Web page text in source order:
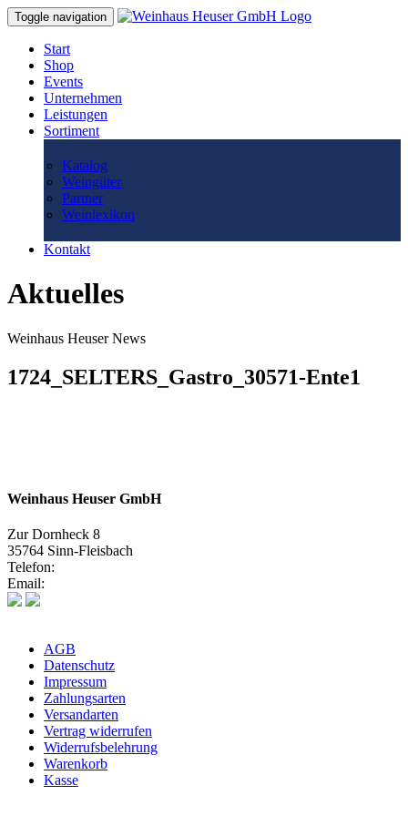
Toggle navigation
Start
Shop
Events
Unternehmen
Leistungen
Sortiment
Katalog
Weingüter
Partner
Weinlexikon
Kontakt
Aktuelles
Weinhaus Heuser News
1724_SELTERS_Gastro_30571-Ente1
Weinhaus Heuser GmbH
Zur Dornheck 8
35764 Sinn-Fleisbach
Telefon:
Email:
AGB
Datenschutz
Impressum
Zahlungsarten
Versandarten
Vertrag widerrufen
Widerrufsbelehrung
Warenkorb
Kasse